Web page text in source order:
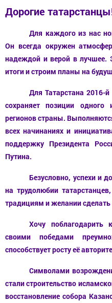
Дорогие
Для каждого из нас
Он всегда окружен
надеждой и верой в
итоги и строим планы на
Для Татарстана 2016-
сохраняет позиции
регионов страны.
всех начинаниях и
поддержку Президента
Путина.
Безусловно, успехи и
на трудолюбии
традициям и желании
Хочу поблагодарить
своими победами
способствует росту её
Символами
стали строительство
восстановление собора